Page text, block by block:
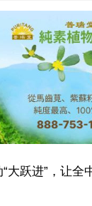
跃进”，让全